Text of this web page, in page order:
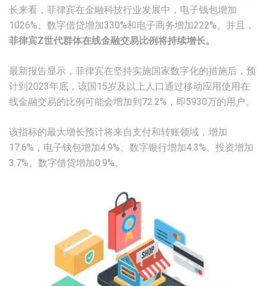
长来看，菲律宾在金融科技行业发展中，电子钱包增加
1026%、数字借贷增加330%和电子商务增加222%。并且，
菲律宾Z世代群体在线金融交易比例将持续增长。
最新报告显示，菲律宾在坚持实施国家数字化的措施后，预
计到2023年底，该国15岁及以上人口通过移动应用使用在
线金融交易的比例可能会增加到72.2%，即5930万的用户。
该指标的最大增长预计将来自支付和转账领域，增加
17.6%，电子钱包增加4.9%、数字银行增加4.3%、投资增加
3.7%、数字借贷增加0.9%。